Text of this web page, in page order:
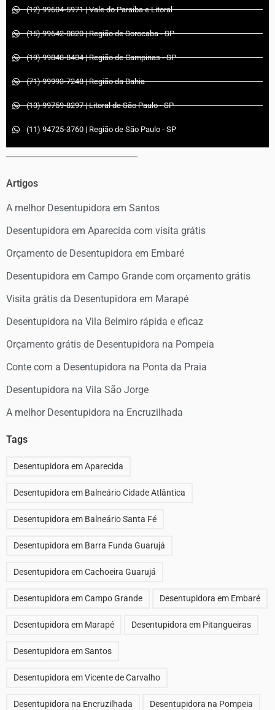
(12) 99604-5971 | Vale do Paraiba e Litoral
(15) 99642-0820 | Região de Sorocaba - SP
(19) 99848-8434 | Região de Campinas - SP
(71) 99993-7248 | Região da Bahia
(13) 99759-8297 | Litoral de São Paulo - SP
(11) 94725-3760 | Região de São Paulo - SP
Artigos
A melhor Desentupidora em Santos
Desentupidora em Aparecida com visita grátis
Orçamento de Desentupidora em Embaré
Desentupidora em Campo Grande com orçamento grátis
Visita grátis da Desentupidora em Marapé
Desentupidora na Vila Belmiro rápida e eficaz
Orçamento grátis de Desentupidora na Pompeia
Conte com a Desentupidora na Ponta da Praia
Desentupidora na Vila São Jorge
A melhor Desentupidora na Encruzilhada
Tags
Desentupidora em Aparecida
Desentupidora em Balneário Cidade Atlântica
Desentupidora em Balneário Santa Fé
Desentupidora em Barra Funda Guarujá
Desentupidora em Cachoeira Guarujá
Desentupidora em Campo Grande Desentupidora em Embaré
Desentupidora em Marapé Desentupidora em Pitangueiras
Desentupidora em Santos
Desentupidora em Vicente de Carvalho
Desentupidora na Encruzilhada Desentupidora na Pompeia